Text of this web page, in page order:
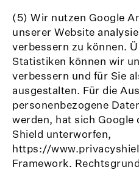
(5) Wir nutzen Google
unserer Website
verbessern zu können.
Statistiken können wir
verbessern und für Sie
ausgestalten. Für die
personenbezogene
werden, hat sich Google
Shield unterworfen,
https://
Framework.